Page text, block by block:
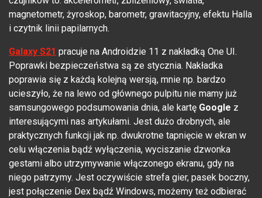
magnetometr, żyroskop, barometr, grawitacyjny, efektu Halla
i czytnik linii papilarnych.
Galaxy S21 pracuje na Androidzie 11 z nakładką One UI.
Poprawki bezpieczeństwa są ze stycznia. Nakładka
poprawia się z każdą kolejną wersją, mnie np. bardzo
ucieszyło, że na lewo od głównego pulpitu nie mamy już
samsungowego podsumowania dnia, ale kartę Google z
interesującymi nas artykułami. Jest dużo drobnych, ale
praktycznych funkcji jak np. dwukrotne tapnięcie w ekran w
celu włączenia bądź wyłączenia, wyciszanie dzwonka
gestami albo utrzymywanie włączonego ekranu, gdy na
niego patrzymy. Jest oczywiście strefa gier, pasek boczny,
jest połączenie Dex bądź Windows, możemy też odbierać